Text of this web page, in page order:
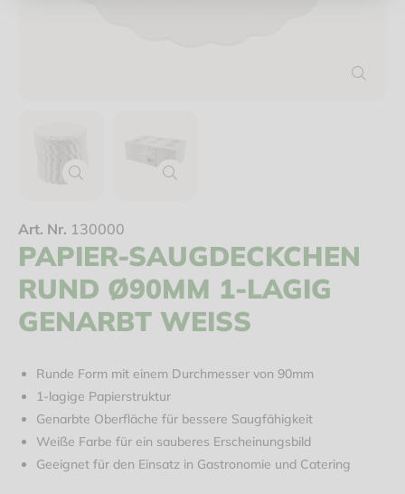
Art. Nr. 130000
PAPIER-SAUGDECKCHEN
RUND Ø90MM 1-LAGIG
GENARBT WEISS
Runde Form mit einem Durchmesser von 90mm
1-lagige Papierstruktur
Genarbte Oberfläche für bessere Saugfähigkeit
Weiße Farbe für ein sauberes Erscheinungsbild
Geeignet für den Einsatz in Gastronomie und Catering